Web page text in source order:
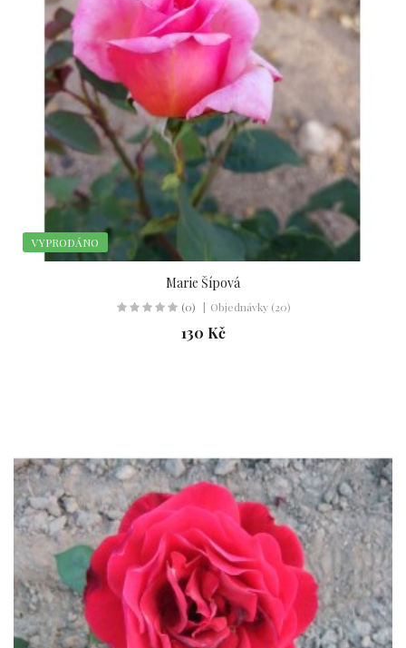
VYPRODÁNO
Marie Šípová
(0) Objednávky (20)
130 Kč